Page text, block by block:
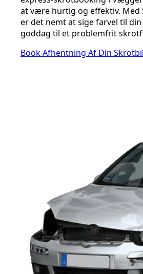
at være hurtig og effektiv.
er det nemt at sige farvel til
goddag til et problemfrit
Book Afhentning Af Din Skrotbil